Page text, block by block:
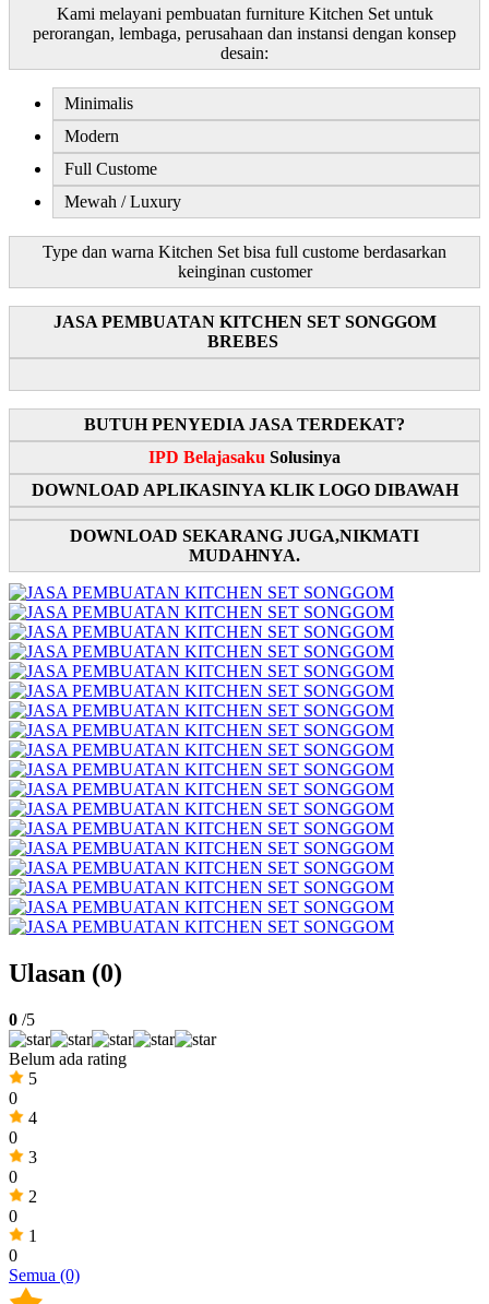
Kami melayani pembuatan furniture Kitchen Set untuk
perorangan, lembaga, perusahaan dan instansi dengan konsep
desain:
Minimalis
Modern
Full Custome
Mewah / Luxury
Type dan warna Kitchen Set bisa full custome berdasarkan
keinginan customer
JASA PEMBUATAN KITCHEN SET SONGGOM
BREBES
BUTUH PENYEDIA JASA TERDEKAT?
IPD Belajasaku Solusinya
DOWNLOAD APLIKASINYA KLIK LOGO DIBAWAH
DOWNLOAD SEKARANG JUGA,NIKMATI
MUDAHNYA.
Ulasan (0)
0 /5
Belum ada rating
5
0
4
0
3
0
2
0
1
0
Semua (0)